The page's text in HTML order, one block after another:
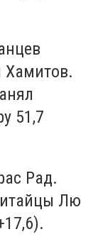
Хамитов.
51,7
Рад.
Лю